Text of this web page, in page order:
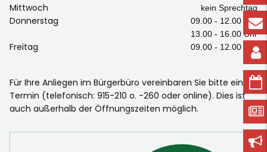
Mittwoch kein Sprechtag
Donnerstag
09.00 - 12.00 Uhr
13.00 - 16.00 Uhr
Freitag 09.00 - 12.00 Uhr
Für Ihre Anliegen im Bürgerbüro vereinbaren Sie bitte einen
Termin (telefonisch: 915-210 o. -260 oder online). Dies ist
auch außerhalb der Öffnungszeiten möglich.